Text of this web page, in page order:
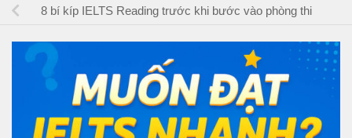
8 bí kíp IELTS Reading trước khi bước vào phòng thi